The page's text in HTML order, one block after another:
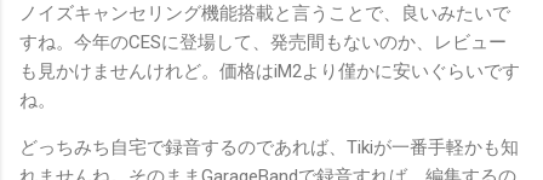
ノイズキャンセリング機能搭載と言うことで、良いみたいで
すね。今年のCESに登場して、発売間もないのか、レビュー
も見かけませんけれど。価格はiM2より僅かに安いぐらいです
ね。
どっちみち自宅で録音するのであれば、Tikiが一番手軽かも知